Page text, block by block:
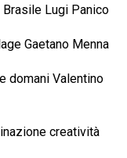
Lugi Panico
Gaetano Menna
domani Valentino
creatività